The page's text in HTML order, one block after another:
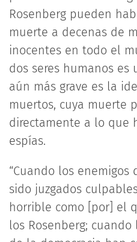
Rosenberg pueden
muerte a decenas de
inocentes en todo el
dos seres humanos es
aún más grave es la
muertos, cuya muerte
directamente a lo que
espías.
“Cuando los enemigos
sido juzgados
horrible como [por] el
los Rosenberg;